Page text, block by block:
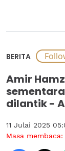
BERITA
Amir
dilantik -
11 Julai 2025
Masa membaca: